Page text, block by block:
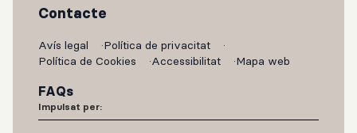
Contacte
Avís legal
Política de privacitat
Política de Cookies
Accessibilitat Mapa web
FAQs
Impulsat per: